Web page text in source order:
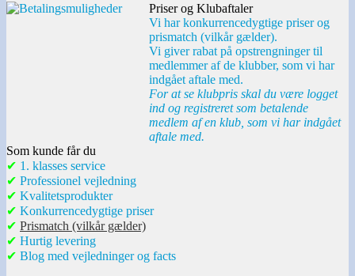
Priser og Klubaftaler
Vi har konkurrencedygtige priser og
prismatch (vilkår gælder).
Vi giver rabat på opstrengninger til
medlemmer af de klubber, som vi har
indgået aftale med.
For at se klubpris skal du være logget
ind og registreret som betalende
medlem af en klub, som vi har indgået
aftale med.
Som kunde får du
✔ 1. klasses service
✔ Professionel vejledning
✔ Kvalitetsprodukter
✔ Konkurrencedygtige priser
✔ Prismatch (vilkår gælder)
✔ Hurtig levering
✔ Blog med vejledninger og facts